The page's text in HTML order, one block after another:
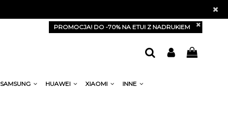
PROMOCJA! DO -70% NA ETUI Z NADRUKIEM
SAMSUNG HUAWEI XIAOMI INNE